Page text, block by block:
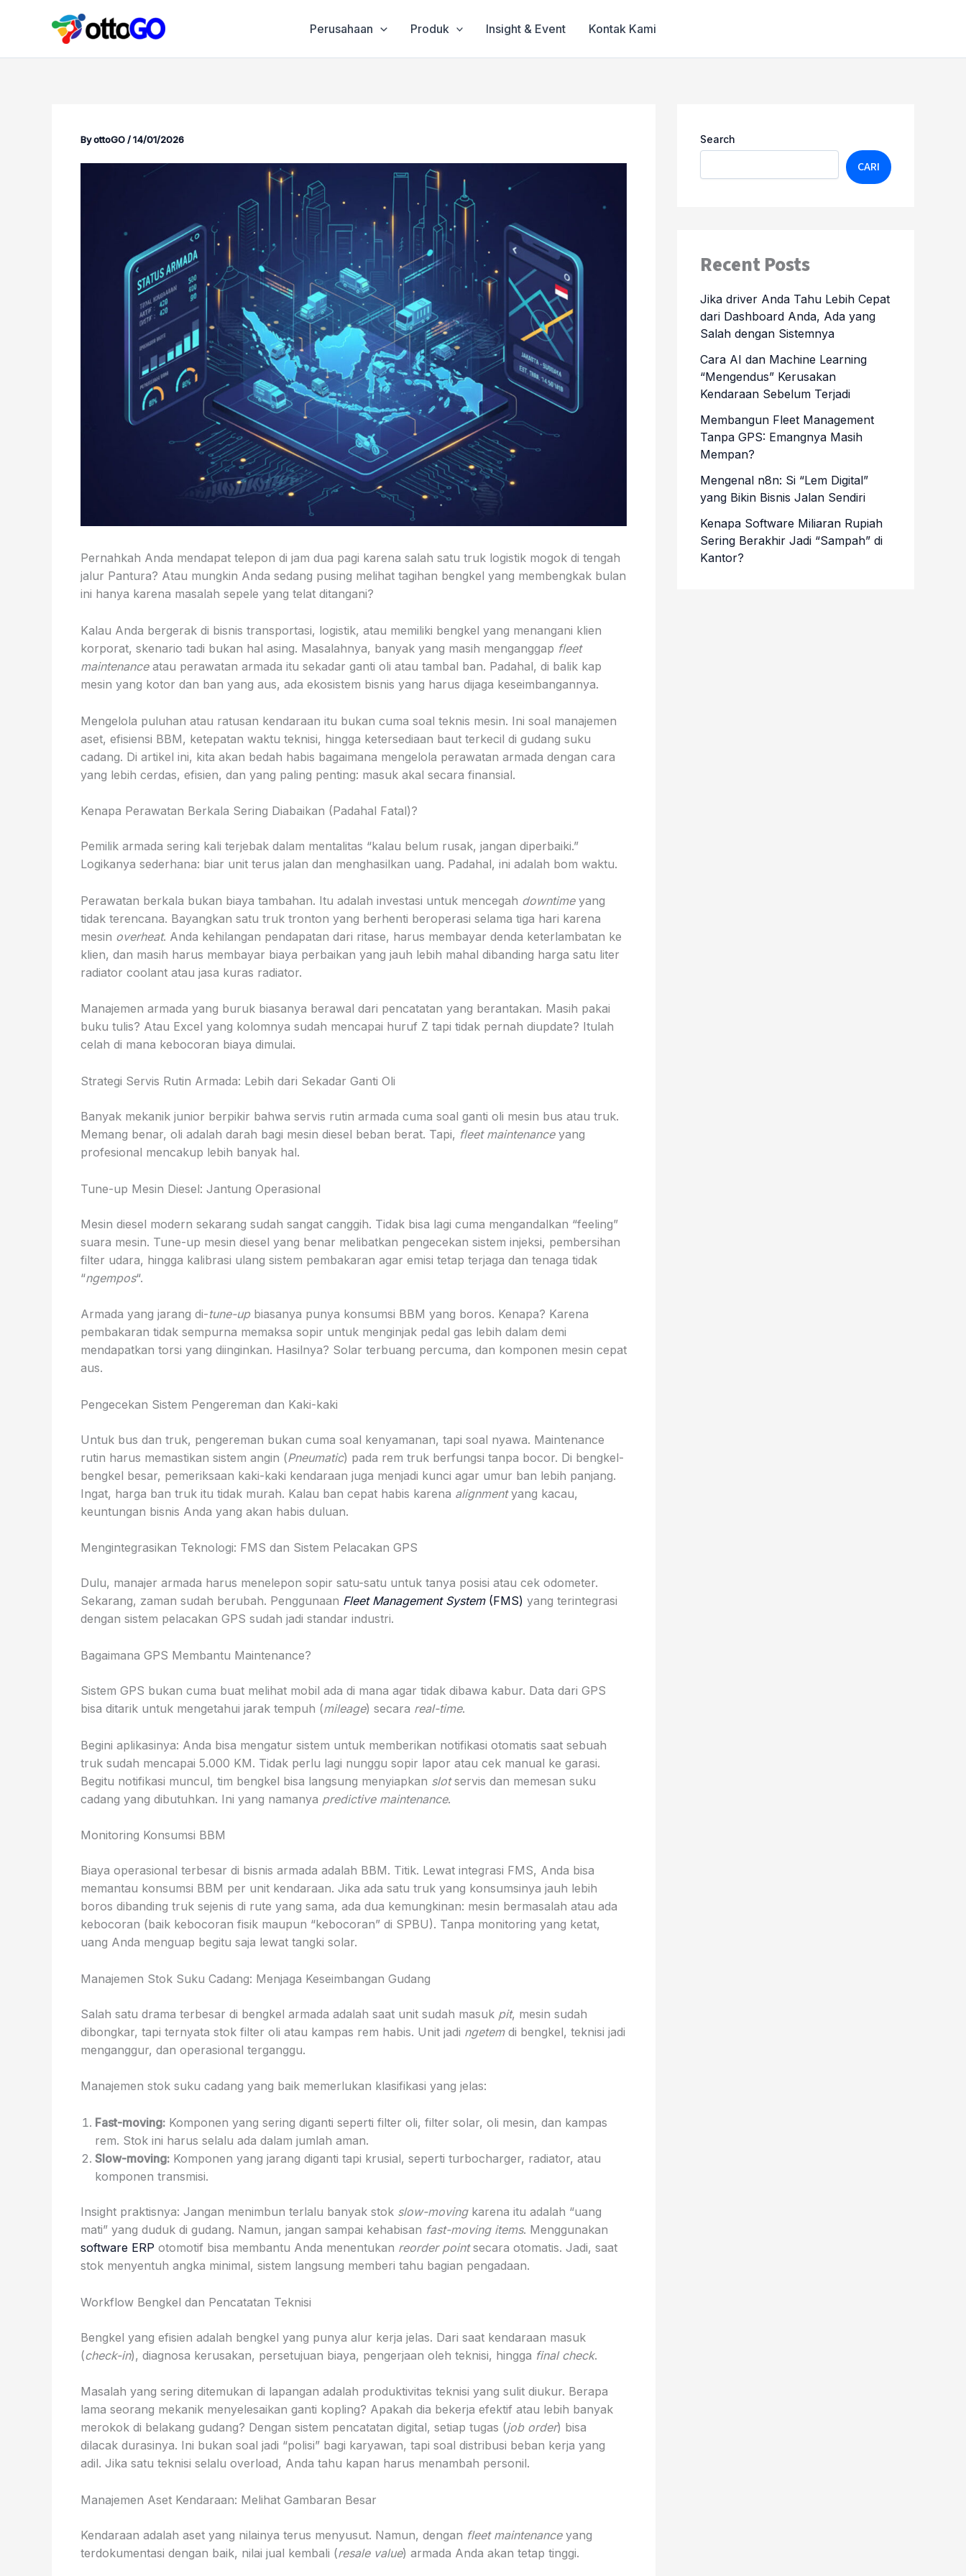
Perusahaan Produk Insight & Event Kontak Kami
ByottoGO/14/01/2026
Pernahkah Anda mendapat telepon di jam dua pagi karena salah satu truk logistik mogok di tengah
jalur Pantura? Atau mungkin Anda sedang pusing melihat tagihan bengkel yang membengkak bulan
ini hanya karena masalah sepele yang telat ditangani?
Kalau Anda bergerak di bisnis transportasi, logistik, atau memiliki bengkel yang menangani klien
korporat, skenario tadi bukan hal asing. Masalahnya, banyak yang masih menganggap fleet
maintenanceatau perawatan armada itu sekadar ganti oli atau tambal ban. Padahal, di balik kap
mesin yang kotor dan ban yang aus, ada ekosistem bisnis yang harus dijaga keseimbangannya.
Mengelola puluhan atau ratusan kendaraan itu bukan cuma soal teknis mesin. Ini soal manajemen
aset, efisiensi BBM, ketepatan waktu teknisi, hingga ketersediaan baut terkecil di gudang suku
cadang. Di artikel ini, kita akan bedah habis bagaimana mengelola perawatan armada dengan cara
yang lebih cerdas, efisien, dan yang paling penting: masuk akal secara finansial.
Kenapa Perawatan Berkala Sering Diabaikan (Padahal Fatal)?
Pemilik armada sering kali terjebak dalam mentalitas “kalau belum rusak, jangan diperbaiki.”
Logikanya sederhana: biar unit terus jalan dan menghasilkan uang. Padahal, ini adalah bom waktu.
Perawatan berkala bukan biaya tambahan. Itu adalah investasi untuk mencegah downtimeyang
tidak terencana. Bayangkan satu truk tronton yang berhenti beroperasi selama tiga hari karena
mesin overheat. Anda kehilangan pendapatan dari ritase, harus membayar denda keterlambatan ke
klien, dan masih harus membayar biaya perbaikan yang jauh lebih mahal dibanding harga satu liter
radiator coolant atau jasa kuras radiator.
Manajemen armada yang buruk biasanya berawal dari pencatatan yang berantakan. Masih pakai
buku tulis? Atau Excel yang kolomnya sudah mencapai huruf Z tapi tidak pernah diupdate? Itulah
celah di mana kebocoran biaya dimulai.
Strategi Servis Rutin Armada: Lebih dari Sekadar Ganti Oli
Banyak mekanik junior berpikir bahwa servis rutin armada cuma soal ganti oli mesin bus atau truk.
Memang benar, oli adalah darah bagi mesin diesel beban berat. Tapi, fleet maintenanceyang
profesional mencakup lebih banyak hal.
Tune-up Mesin Diesel: Jantung Operasional
Mesin diesel modern sekarang sudah sangat canggih. Tidak bisa lagi cuma mengandalkan “feeling”
suara mesin. Tune-up mesin diesel yang benar melibatkan pengecekan sistem injeksi, pembersihan
filter udara, hingga kalibrasi ulang sistem pembakaran agar emisi tetap terjaga dan tenaga tidak
“ngempos“.
Armada yang jarang di-tune-upbiasanya punya konsumsi BBM yang boros. Kenapa? Karena
pembakaran tidak sempurna memaksa sopir untuk menginjak pedal gas lebih dalam demi
mendapatkan torsi yang diinginkan. Hasilnya? Solar terbuang percuma, dan komponen mesin cepat
aus.
Pengecekan Sistem Pengereman dan Kaki-kaki
Untuk bus dan truk, pengereman bukan cuma soal kenyamanan, tapi soal nyawa. Maintenance
rutin harus memastikan sistem angin (Pneumatic) pada rem truk berfungsi tanpa bocor. Di bengkel-
bengkel besar, pemeriksaan kaki-kaki kendaraan juga menjadi kunci agar umur ban lebih panjang.
Ingat, harga ban truk itu tidak murah. Kalau ban cepat habis karena alignmentyang kacau,
keuntungan bisnis Anda yang akan habis duluan.
Mengintegrasikan Teknologi: FMS dan Sistem Pelacakan GPS
Dulu, manajer armada harus menelepon sopir satu-satu untuk tanya posisi atau cek odometer.
Sekarang, zaman sudah berubah. Penggunaan Fleet Management System(FMS) yang terintegrasi
dengan sistem pelacakan GPS sudah jadi standar industri.
Bagaimana GPS Membantu Maintenance?
Sistem GPS bukan cuma buat melihat mobil ada di mana agar tidak dibawa kabur. Data dari GPS
bisa ditarik untuk mengetahui jarak tempuh (mileage) secara real-time.
Begini aplikasinya: Anda bisa mengatur sistem untuk memberikan notifikasi otomatis saat sebuah
truk sudah mencapai 5.000 KM. Tidak perlu lagi nunggu sopir lapor atau cek manual ke garasi.
Begitu notifikasi muncul, tim bengkel bisa langsung menyiapkan slotservis dan memesan suku
cadang yang dibutuhkan. Ini yang namanya predictive maintenance.
Monitoring Konsumsi BBM
Biaya operasional terbesar di bisnis armada adalah BBM. Titik. Lewat integrasi FMS, Anda bisa
memantau konsumsi BBM per unit kendaraan. Jika ada satu truk yang konsumsinya jauh lebih
boros dibanding truk sejenis di rute yang sama, ada dua kemungkinan: mesin bermasalah atau ada
kebocoran (baik kebocoran fisik maupun “kebocoran” di SPBU). Tanpa monitoring yang ketat,
uang Anda menguap begitu saja lewat tangki solar.
Manajemen Stok Suku Cadang: Menjaga Keseimbangan Gudang
Salah satu drama terbesar di bengkel armada adalah saat unit sudah masuk pit, mesin sudah
dibongkar, tapi ternyata stok filter oli atau kampas rem habis. Unit jadi ngetemdi bengkel, teknisi jadi
menganggur, dan operasional terganggu.
Manajemen stok suku cadang yang baik memerlukan klasifikasi yang jelas:
Fast-moving: Komponen yang sering diganti seperti filter oli, filter solar, oli mesin, dan kampas
rem. Stok ini harus selalu ada dalam jumlah aman.
Slow-moving: Komponen yang jarang diganti tapi krusial, seperti turbocharger, radiator, atau
komponen transmisi.
Insight praktisnya: Jangan menimbun terlalu banyak stok slow-movingkarena itu adalah “uang
mati” yang duduk di gudang. Namun, jangan sampai kehabisan fast-moving items. Menggunakan
software ERP otomotif bisa membantu Anda menentukan reorder pointsecara otomatis. Jadi, saat
stok menyentuh angka minimal, sistem langsung memberi tahu bagian pengadaan.
Workflow Bengkel dan Pencatatan Teknisi
Bengkel yang efisien adalah bengkel yang punya alur kerja jelas. Dari saat kendaraan masuk
(check-in), diagnosa kerusakan, persetujuan biaya, pengerjaan oleh teknisi, hingga final check.
Masalah yang sering ditemukan di lapangan adalah produktivitas teknisi yang sulit diukur. Berapa
lama seorang mekanik menyelesaikan ganti kopling? Apakah dia bekerja efektif atau lebih banyak
merokok di belakang gudang? Dengan sistem pencatatan digital, setiap tugas (job order) bisa
dilacak durasinya. Ini bukan soal jadi “polisi” bagi karyawan, tapi soal distribusi beban kerja yang
adil. Jika satu teknisi selalu overload, Anda tahu kapan harus menambah personil.
Manajemen Aset Kendaraan: Melihat Gambaran Besar
Kendaraan adalah aset yang nilainya terus menyusut. Namun, dengan fleet maintenanceyang
terdokumentasi dengan baik, nilai jual kembali (resale value) armada Anda akan tetap tinggi.
Search
CARI
Recent Posts
Jika driver Anda Tahu Lebih Cepat
dari Dashboard Anda, Ada yang
Salah dengan Sistemnya
Cara AI dan Machine Learning
“Mengendus” Kerusakan
Kendaraan Sebelum Terjadi
Membangun Fleet Management
Tanpa GPS: Emangnya Masih
Mempan?
Mengenal n8n: Si “Lem Digital”
yang Bikin Bisnis Jalan Sendiri
Kenapa Software Miliaran Rupiah
Sering Berakhir Jadi “Sampah” di
Kantor?